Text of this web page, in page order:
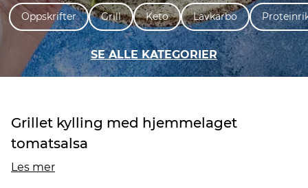
Oppskrifter Grill Keto Lavkarbo
SE ALLE KATEGORIER
Grillet kylling med hjemmelaget
tomatsalsa
Les mer